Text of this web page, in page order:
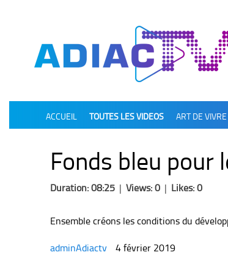
ACCUEIL TOUTES LES VIDEOS ART DE VIVRE
Fonds bleu pour
Duration: 08:25 | Views: 0 | Likes: 0
Ensemble créons les conditions du
adminAdiactv
4 février 2019